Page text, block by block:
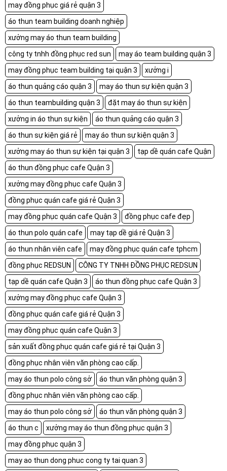
may đồng phục giá rẻ quận 3
áo thun team building doanh nghiệp
xưởng may áo thun team building
công ty tnhh đồng phục red sun
may áo team building quận 3
may đồng phục team building tại quận 3
xưởng i
áo thun quảng cáo quận 3
may áo thun sự kiện quận 3
áo thun teambuilding quận 3
đặt may áo thun sự kiện
xưởng in áo thun sự kiện
áo thun quảng cáo quận 3
áo thun sự kiện giá rẻ
may áo thun sự kiện quận 3
xưởng may áo thun sự kiện tại quận 3
tạp dề quán cafe Quận
áo thun đồng phục cafe Quận 3
xưởng may đồng phục cafe Quận 3
đồng phục quán cafe giá rẻ Quận 3
may đồng phục quán cafe Quận 3
đồng phục cafe đẹp
áo thun polo quán cafe
may tạp dề giá rẻ Quận 3
áo thun nhân viên cafe
may đồng phục quán cafe tphcm
đồng phục REDSUN
CÔNG TY TNHH ĐỒNG PHỤC REDSUN
tạp dề quán cafe Quận 3
áo thun đồng phục cafe Quận 3
xưởng may đồng phục cafe Quận 3
đồng phục quán cafe giá rẻ Quận 3
may đồng phục quán cafe Quận 3
sản xuất đồng phục quán cafe giá rẻ tại Quận 3
đồng phục nhân viên văn phòng cao cấp.
may áo thun polo công sở
áo thun văn phòng quận 3
đồng phục nhân viên văn phòng cao cấp.
may áo thun polo công sở
áo thun văn phòng quận 3
áo thun c
xưởng may áo thun đồng phục quận 3
may đồng phục quận 3
may ao thun dong phuc cong ty tai quan 3